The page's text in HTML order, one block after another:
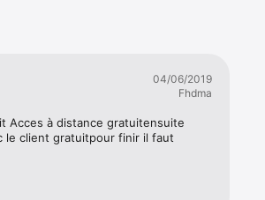
04/06/2019
Fhdma
Acces à distance gratuitensuite
le client gratuitpour finir il faut